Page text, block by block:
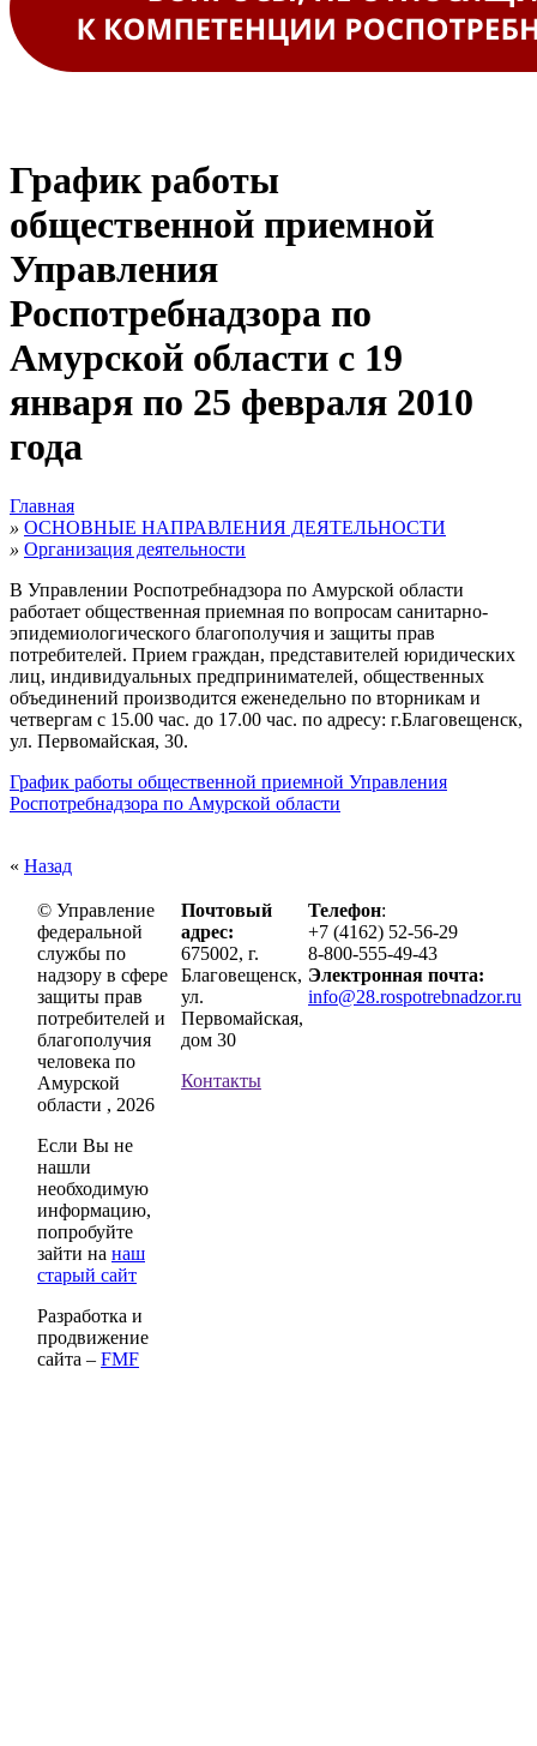
График работы
общественной приемной
Управления
Роспотребнадзора по
Амурской области с 19
января по 25 февраля 2010
года
Главная
» ОСНОВНЫЕ НАПРАВЛЕНИЯ ДЕЯТЕЛЬНОСТИ
» Организация деятельности
В Управлении Роспотребнадзора по Амурской области
работает общественная приемная по вопросам санитарно-
эпидемиологического благополучия и защиты прав
потребителей. Прием граждан, представителей юридических
лиц, индивидуальных предпринимателей, общественных
объединений производится еженедельно по вторникам и
четвергам с 15.00 час. до 17.00 час. по адресу: г.Благовещенск,
ул. Первомайская, 30.
График работы общественной приемной Управления
Роспотребнадзора по Амурской области
« Назад
© Управление
федеральной
службы по
надзору в сфере
защиты прав
потребителей и
благополучия
человека по
Амурской
области , 2026
Если Вы не
нашли
необходимую
информацию,
попробуйте
зайти на наш
старый сайт
Разработка и
продвижение
сайта – FMF
Почтовый
адрес:
675002, г.
Благовещенск,
ул.
Первомайская,
дом 30
Контакты
Телефон:
+7 (4162) 52-56-29
8-800-555-49-43
Электронная почта:
info@28.rospotrebnadzor.ru